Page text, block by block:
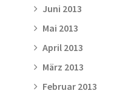
Juni 2013
Mai 2013
April 2013
März 2013
Februar 2013